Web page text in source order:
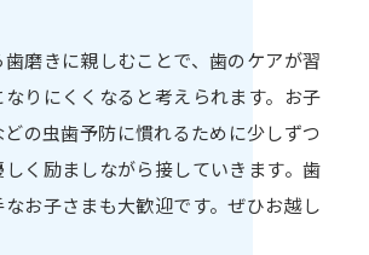
磨きに親しむことで、歯のケアが習
りにくくなると考えられます。お子
の虫歯予防に慣れるために少しずつ
く励ましながら接していきます。歯
お子さまも大歓迎です。ぜひお越し